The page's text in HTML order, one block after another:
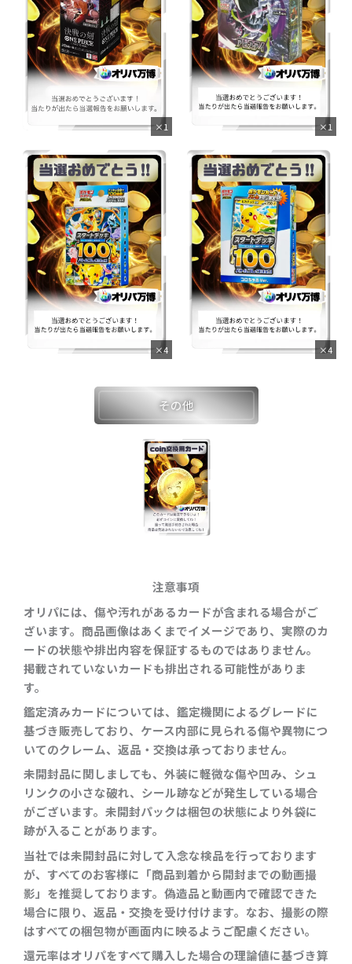
×1 ×1
×4 ×4
その他
注意事項
オリパには、傷や汚れがあるカードが含まれる場合がご
ざいます。商品画像はあくまでイメージであり、実際のカ
ードの状態や排出内容を保証するものではありません。
掲載されていないカードも排出される可能性がありま
す。
鑑定済みカードについては、鑑定機関によるグレードに
基づき販売しており、ケース内部に見られる傷や異物につ
いてのクレーム、返品・交換は承っておりません。
未開封品に関しましても、外装に軽微な傷や凹み、シュ
リンクの小さな破れ、シール跡などが発生している場合
がございます。未開封パックは梱包の状態により外袋に
跡が入ることがあります。
当社では未開封品に対して入念な検品を行っております
が、すべてのお客様に「商品到着から開封までの動画撮
影」を推奨しております。偽造品と動画内で確認できた
場合に限り、返品・交換を受け付けます。なお、撮影の際
はすべての梱包物が画面内に映るようご配慮ください。
還元率はオリパをすべて購入した場合の理論値に基づき算